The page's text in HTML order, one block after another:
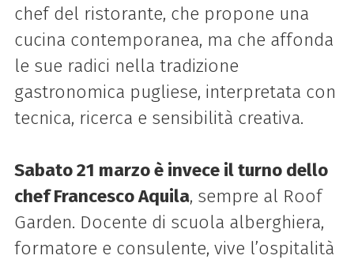
chef del ristorante, che propone una
cucina contemporanea, ma che affonda
le sue radici nella tradizione
gastronomica pugliese, interpretata con
tecnica, ricerca e sensibilità creativa.
Sabato 21 marzo è invece il turno dello
chef Francesco Aquila, sempre al Roof
Garden. Docente di scuola alberghiera,
formatore e consulente, vive l’ospitalità